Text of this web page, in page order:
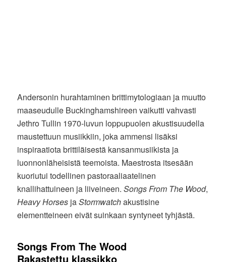
Andersonin hurahtaminen brittimytologiaan ja muutto
maaseudulle Buckinghamshireen vaikutti vahvasti
Jethro Tullin 1970-luvun loppupuolen akustisuudella
maustettuun musiikkiin, joka ammensi lisäksi
inspiraatiota brittiläisestä kansanmusiikista ja
luonnonläheisistä teemoista. Maestrosta itsesään
kuoriutui todellinen pastoraaliaatelinen
knallihattuineen ja liiveineen.Songs From The Wood,
Heavy Horses jaStormwatchakustisine
elementteineen eivät suinkaan syntyneet tyhjästä.
Songs From The Wood
Rakastettu klassikko